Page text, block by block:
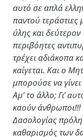
αυτό σε απλά
παντού
ύλης και δεύτερον
περιβόητες
τρέχει αδιάκοπα
καίγεται. Και ο
μπορούσε να
Αμ’ το άλλο; Γι’
καούν άνθρωποι!!!
Δασολογίας
καθαρισμός των